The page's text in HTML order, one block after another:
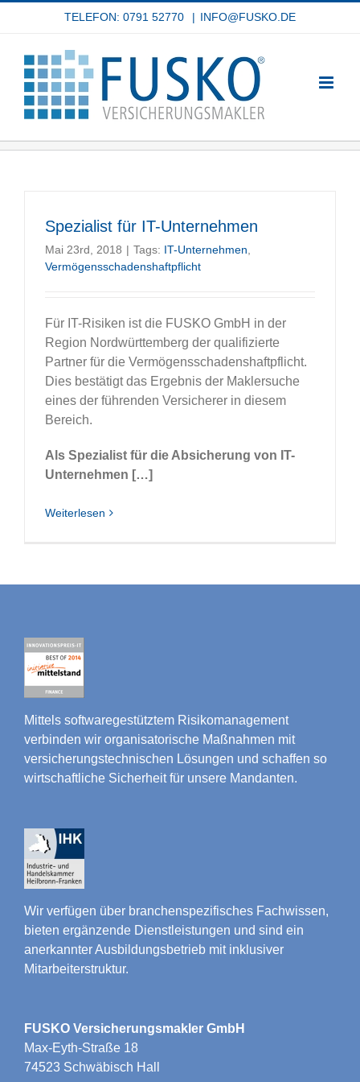
TELEFON: 0791 52770 | INFO@FUSKO.DE
Spezialist für IT-Unternehmen
Mai 23rd, 2018 | Tags: IT-Unternehmen
Vermögensschadenshaftpflicht
Für IT-Risiken ist die FUSKO GmbH in der
Region Nordwürttemberg der qualifizierte
Partner für die Vermögensschadenshaftpflicht.
Dies bestätigt das Ergebnis der Maklersuche
eines der führenden Versicherer in diesem
Bereich.
Als Spezialist für die Absicherung von IT-
Unternehmen […]
Weiterlesen
Mittels softwaregestütztem Risikomanagement
verbinden wir organisatorische Maßnahmen mit
versicherungstechnischen Lösungen und schaffen so
wirtschaftliche Sicherheit für unsere Mandanten.
Wir verfügen über branchenspezifisches Fachwissen,
bieten ergänzende Dienstleistungen und sind ein
anerkannter Ausbildungsbetrieb mit inklusiver
Mitarbeiterstruktur.
FUSKO Versicherungsmakler GmbH
Max-Eyth-Straße 18
74523 Schwäbisch Hall